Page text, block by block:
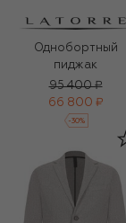
Однобортный
пиджак
95 400 ₽
66 800 ₽
-30%